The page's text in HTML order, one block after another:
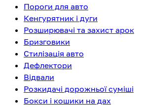
Пороги для авто
Кенгурятник і дуги
Розширювачі та захист арок
Бризговики
Стилізація авто
Дефлектори
Відвали
Розкидачі дорожньої суміші
Бокси і кошики на дах